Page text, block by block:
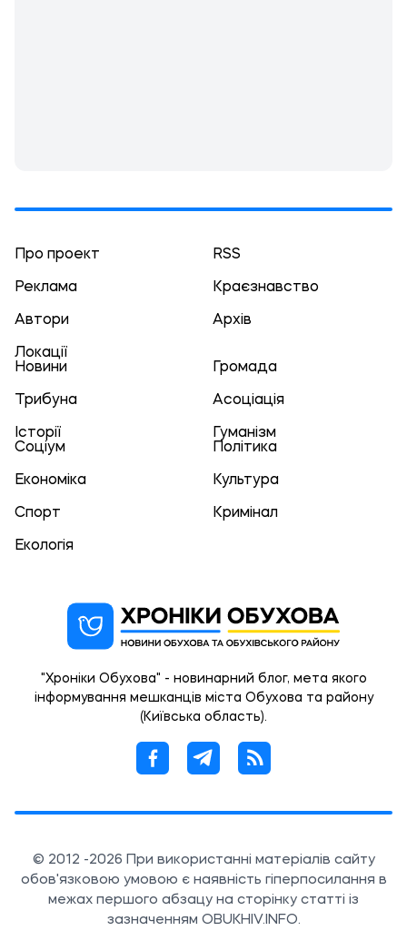
Про проект RSS
Реклама Краєзнавство
Автори Архів
Локації
Новини
Громада
Трибуна Асоціація
Історії
Гуманізм
Соціум
Політика
Економіка Культура
Спорт Кримінал
Екологія
"Хроніки Обухова" - новинарний блог, мета якого
інформування мешканців міста Обухова та району
(Київська область).
© 2012 -2026 При використанні матеріалів сайту
обов'язковою умовою є наявність гіперпосилання в
межах першого абзацу на сторінку статті із
зазначенням OBUKHIV.INFO.